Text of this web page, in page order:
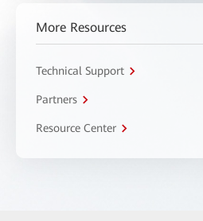
More Resources
Technical Support
Partners
Resource Center